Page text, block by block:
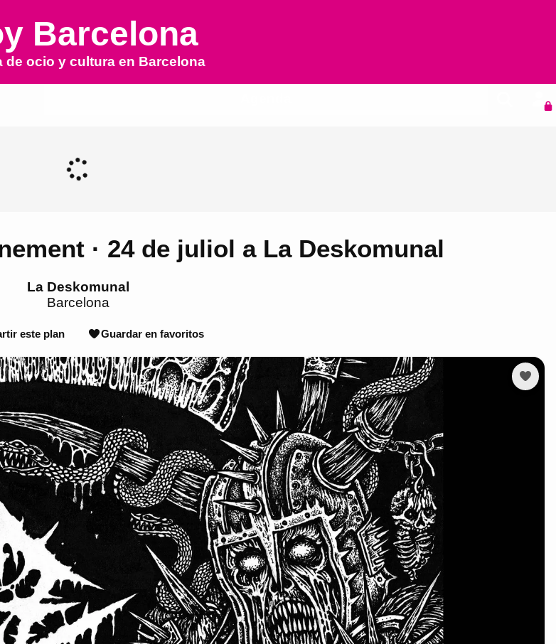
Barcelona
de ocio y cultura en Barcelona
· 24 de juliol a La Deskomunal
La Deskomunal
Barcelona
este plan Guardar en favoritos